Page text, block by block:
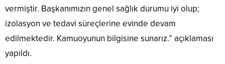
vermiştir. Başkanımızın genel sağlık durumu iyi olup;
izolasyon ve tedavi süreçlerine evinde devam
edilmektedir. Kamuoyunun bilgisine sunarız.” açıklaması
yapıldı.